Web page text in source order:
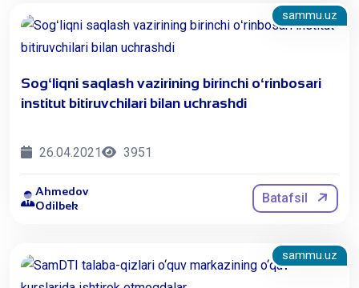
sammu.uz
Sogʻliqni saqlash vazirining birinchi oʻrinbosari
institut bitiruvchilari bilan uchrashdi
26.04.2021 3951
Ahmedov
Odilbek
Batafsil
sammu.uz